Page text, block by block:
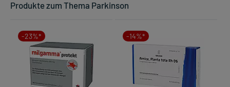
Produkte zum Thema Parkinson
-23%* -14%*